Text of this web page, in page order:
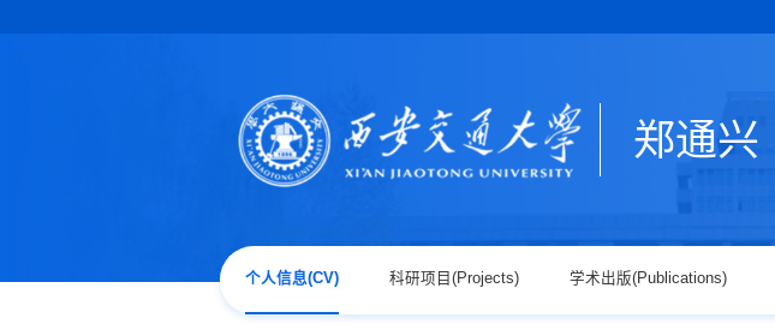
郑通兴
个人信息(CV) 科研项目(Projects) 学术出版(Publications)